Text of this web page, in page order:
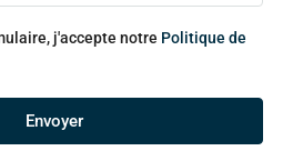
j'accepte notre Politique de
Envoyer